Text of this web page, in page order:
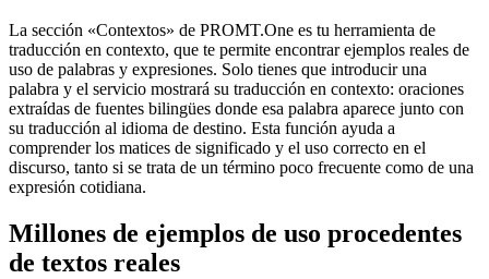
La sección «Contextos» de PROMT.One es tu herramienta de
traducción en contexto, que te permite encontrar ejemplos reales de
uso de palabras y expresiones. Solo tienes que introducir una
palabra y el servicio mostrará su traducción en contexto: oraciones
extraídas de fuentes bilingües donde esa palabra aparece junto con
su traducción al idioma de destino. Esta función ayuda a
comprender los matices de significado y el uso correcto en el
discurso, tanto si se trata de un término poco frecuente como de una
expresión cotidiana.
Millones de ejemplos de uso procedentes
de textos reales